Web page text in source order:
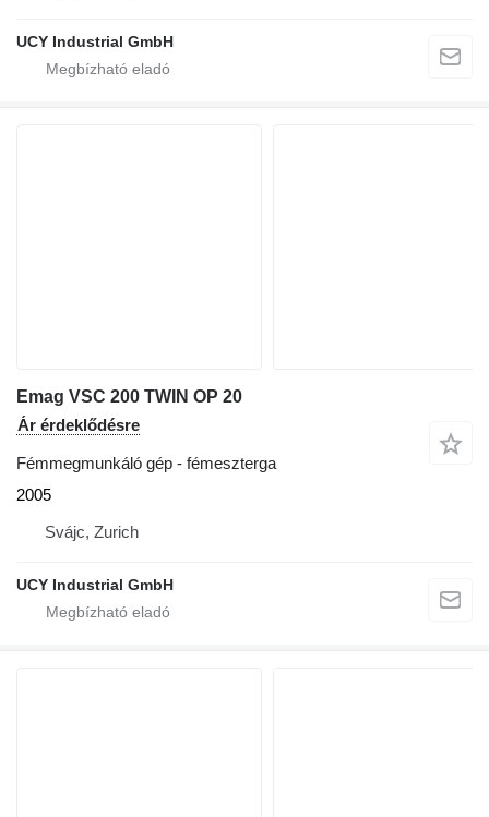
UCY Industrial GmbH
Emag VSC 200 TWIN OP 20
Ár érdeklődésre
Fémmegmunkáló gép - fémeszterga
2005
Svájc, Zurich
UCY Industrial GmbH